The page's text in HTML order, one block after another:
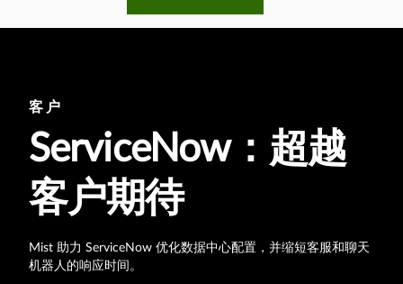
客户
ServiceNow：超越
客户期待
Mist 助力 ServiceNow 优化数据中心配置，并缩短客服和聊天
机器人的响应时间。